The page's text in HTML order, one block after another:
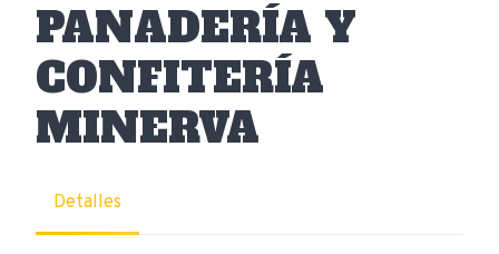
PANADERÍA Y
CONFITERÍA
MINERVA
Detalles